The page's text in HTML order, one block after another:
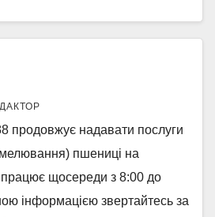
продовжує надавати послуги
пшениці на
щосереди з 8:00 до
інформацією звертайтесь за